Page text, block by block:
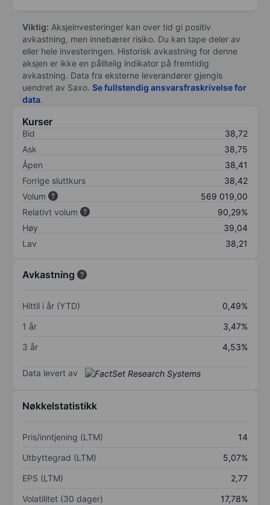
Viktig: Aksjeinvesteringer kan over tid gi positiv
avkastning, men innebærer risiko. Du kan tape deler av
eller hele investeringen. Historisk avkastning for denne
aksjen er ikke en pålitelig indikator på fremtidig
avkastning. Data fra eksterne leverandører gjengis
uendret av Saxo. Se fullstendig ansvarsfraskrivelse for
data.
Kurser
Bid
38,72
Ask
38,75
Åpen
38,41
Forrige sluttkurs
38,42
Volum
569 019,00
Relativt volum
90,29%
Høy
39,04
Lav
38,21
Avkastning
Hittil i år (YTD)
0,49%
1 år
3,47%
3 år
4,53%
Data levert av
Nøkkelstatistikk
Pris/inntjening (LTM)
14
Utbyttegrad (LTM)
5,07%
EPS (LTM)
2,77
Volatilitet (30 dager)
17,78%